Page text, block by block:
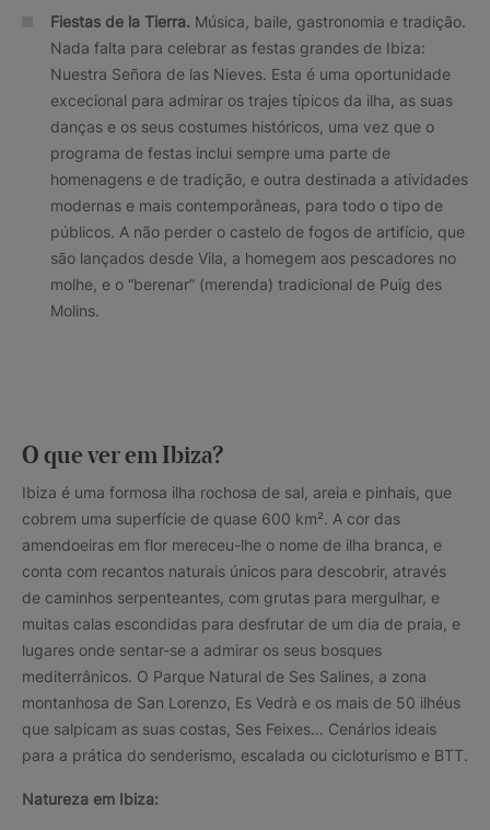
Fiestas de la Tierra. Música, baile, gastronomia e tradição.
Nada falta para celebrar as festas grandes de Ibiza:
Nuestra Señora de las Nieves. Esta é uma oportunidade
excecional para admirar os trajes típicos da ilha, as suas
danças e os seus costumes históricos, uma vez que o
programa de festas inclui sempre uma parte de
homenagens e de tradição, e outra destinada a atividades
modernas e mais contemporâneas, para todo o tipo de
públicos. A não perder o castelo de fogos de artifício, que
são lançados desde Vila, a homegem aos pescadores no
molhe, e o “berenar” (merenda) tradicional de Puig des
Molins.
O que ver em Ibiza?
Ibiza é uma formosa ilha rochosa de sal, areia e pinhais, que
cobrem uma superfície de quase 600 km². A cor das
amendoeiras em flor mereceu-lhe o nome de ilha branca, e
conta com recantos naturais únicos para descobrir, através
de caminhos serpenteantes, com grutas para mergulhar, e
muitas calas escondidas para desfrutar de um dia de praia, e
lugares onde sentar-se a admirar os seus bosques
mediterrânicos. O Parque Natural de Ses Salines, a zona
montanhosa de San Lorenzo, Es Vedrà e os mais de 50 ilhéus
que salpicam as suas costas, Ses Feixes… Cenários ideais
para a prática do senderismo, escalada ou cicloturismo e BTT.
Natureza em Ibiza: